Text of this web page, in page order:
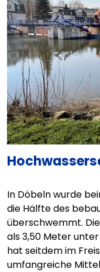
In Döbeln wurde
die Hälfte des
überschwemmt.
als 3,50 Meter
hat seitdem im
umfangreiche